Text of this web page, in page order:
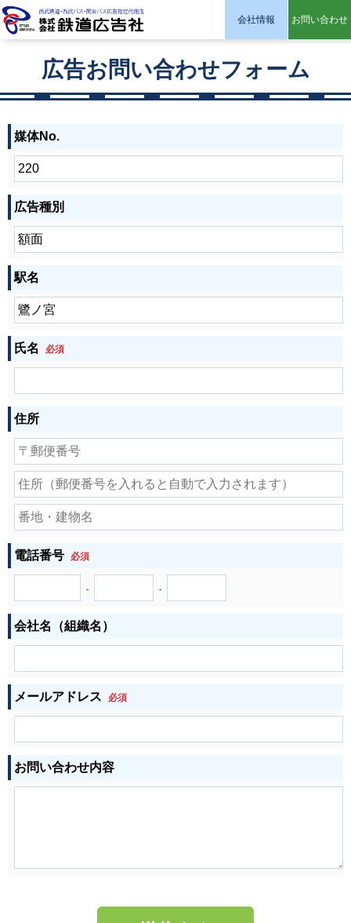
会社情報 お問い合わせ
広告お問い合わせフォーム
媒体No.
広告種別
駅名
氏名 必須
住所
電話番号 必須
- -
会社名（組織名）
メールアドレス 必須
お問い合わせ内容